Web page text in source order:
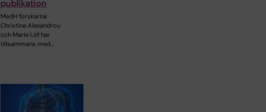
publikation
MedH forskarna
Christina Alexandrou
och Marie Löf har
tillsammans med…